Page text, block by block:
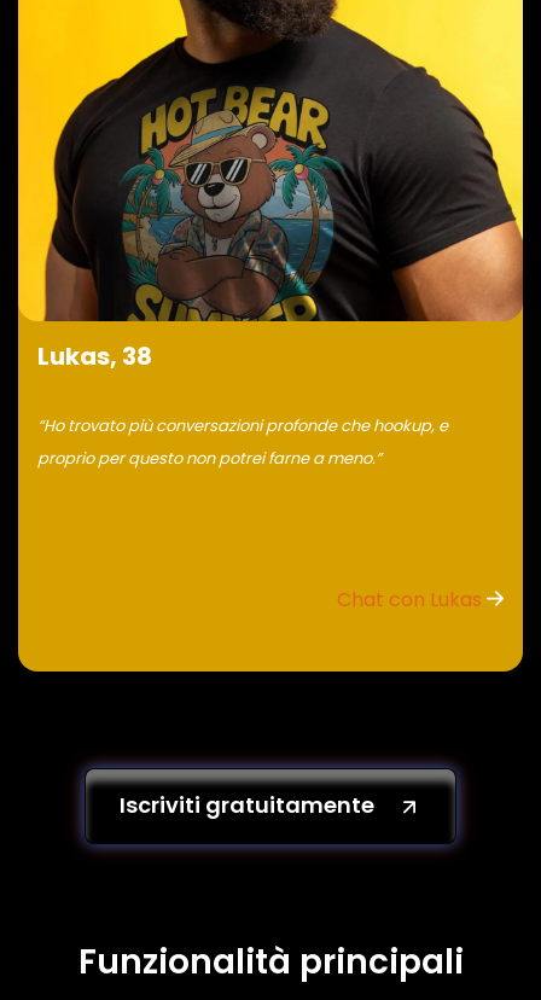
Lukas, 38
“Ho trovato più conversazioni profonde che hookup, e
proprio per questo non potrei farne a meno.”
Chat con Lukas
Iscriviti gratuitamente
Funzionalità principali